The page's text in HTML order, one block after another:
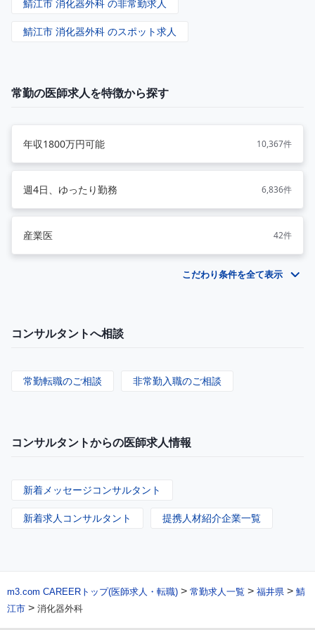
鯖江市 消化器外科 の非常勤求人
鯖江市 消化器外科 のスポット求人
常勤の医師求人を特徴から探す
年収1800万円可能 10,367件
週4日、ゆったり勤務 6,836件
産業医 42件
こだわり条件を全て表示
コンサルタントへ相談
常勤転職のご相談 非常勤入職のご相談
コンサルタントからの医師求人情報
新着メッセージコンサルタント
新着求人コンサルタント 提携人材紹介企業一覧
m3.com CAREERトップ(医師求人・転職) > 常勤求人一覧 > 福井県 > 鯖
江市 > 消化器外科